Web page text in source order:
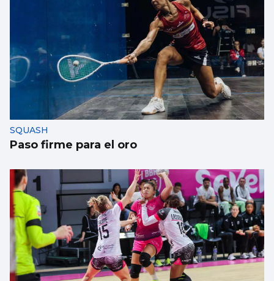
SQUASH
Paso firme para el oro